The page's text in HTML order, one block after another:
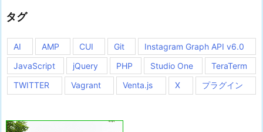
タグ
AI AMP CUI Git
Instagram Graph API v6.0
JavaScript
jQuery PHP Studio One
TeraTerm
TWITTER
Vagrant Venta.js X プラグイン